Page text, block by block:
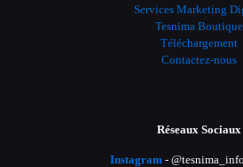
Services Marketing
Tesnima Boutique
Téléchargement
Contactez-nous
Réseaux Sociaux
Instagram -